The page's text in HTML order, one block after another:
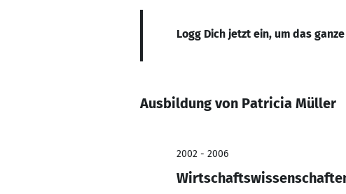
Logg Dich jetzt ein, um das
Ausbildung von Patricia Müller
2002 - 2006